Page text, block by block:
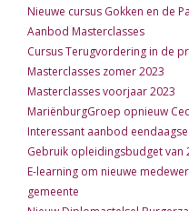
Nieuwe cursus Gokken en de
Aanbod Masterclasses
Cursus Terugvordering in de
Masterclasses zomer 2023
Masterclasses voorjaar 2023
MariënburgGroep opnieuw
Interessant aanbod
Gebruik opleidingsbudget van
E-learning om nieuwe
gemeente